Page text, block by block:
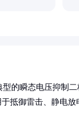
型的瞬态电压抑制二
抵御雷击、静电放